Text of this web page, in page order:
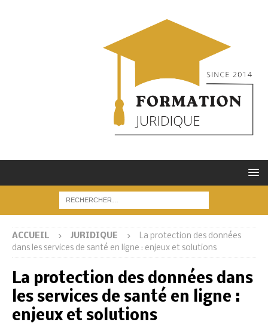
ACCUEIL JURIDIQUE
La protection des données
dans les services de santé en ligne : enjeux et solutions
La protection des données dans
les services de santé en ligne :
enjeux et solutions